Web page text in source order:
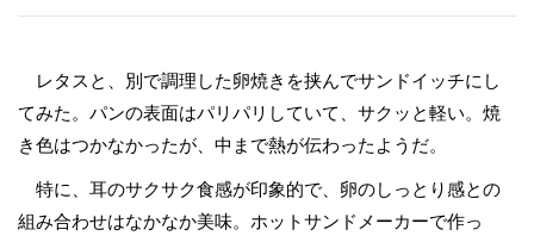
レタスと、別で調理した卵焼きを挟んでサンドイッチにし
てみた。パンの表面はパリパリしていて、サクッと軽い。焼
き色はつかなかったが、中まで熱が伝わったようだ。
特に、耳のサクサク食感が印象的で、卵のしっとり感との
組み合わせはなかなか美味。ホットサンドメーカーで作っ